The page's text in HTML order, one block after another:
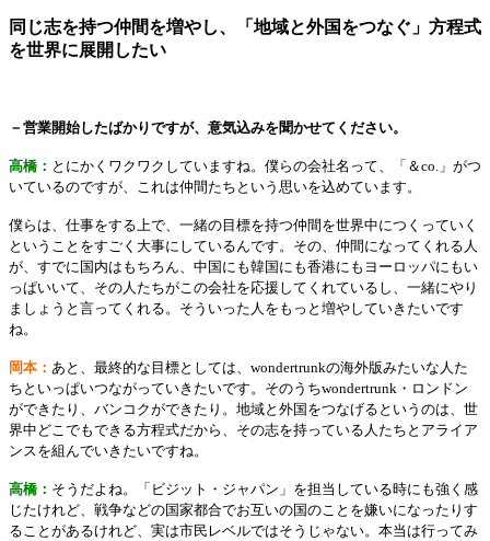
同じ志を持つ仲間を増やし、「地域と外国をつなぐ」方程式
を世界に展開したい
－営業開始したばかりですが、意気込みを聞かせてください。
高橋： とにかくワクワクしていますね。僕らの会社名って、「＆co.」がつ
いているのですが、これは仲間たちという思いを込めています。
僕らは、仕事をする上で、一緒の目標を持つ仲間を世界中につくっていく
ということをすごく大事にしているんです。その、仲間になってくれる人
が、すでに国内はもちろん、中国にも韓国にも香港にもヨーロッパにもい
っぱいいて、その人たちがこの会社を応援してくれているし、一緒にやり
ましょうと言ってくれる。そういった人をもっと増やしていきたいです
ね。
岡本： あと、最終的な目標としては、wondertrunkの海外版みたいな人た
ちといっぱいつながっていきたいです。そのうちwondertrunk・ロンドン
ができたり、バンコクができたり。地域と外国をつなげるというのは、世
界中どこでもできる方程式だから、その志を持っている人たちとアライア
ンスを組んでいきたいですね。
高橋： そうだよね。「ビジット・ジャパン」を担当している時にも強く感
じたけれど、戦争などの国家都合でお互いの国のことを嫌いになったりす
ることがあるけれど、実は市民レベルではそうじゃない。本当は行ってみ